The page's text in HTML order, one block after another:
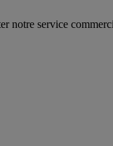
commercial au +228